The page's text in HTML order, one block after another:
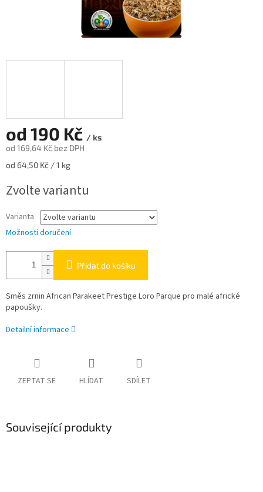
od 190 Kč / ks
od 169,64 Kč bez DPH
Měrná
od 64,50 Kč / 1 kg
Zvolte variantu
Varianta
Možnosti doručení
Přidat do košíku
Směs zrnin African Parakeet Prestige Loro Parque pro malé africké
papoušky.
Detailní informace
ZEPTAT SE HLÍDAT SDÍLET
Související produkty